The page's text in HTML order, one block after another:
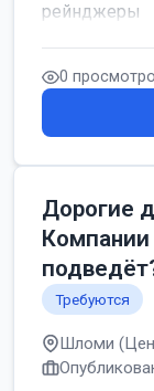
рейнджеры
0
Дорогие
Компании
Требуются
Шломи